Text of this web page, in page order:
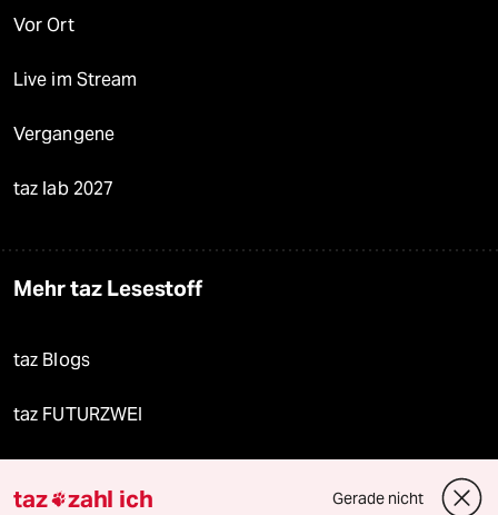
Vor Ort
Live im Stream
Vergangene
taz lab 2027
Mehr taz Lesestoff
taz Blogs
taz FUTURZWEI
taz zahl ich Gerade nicht